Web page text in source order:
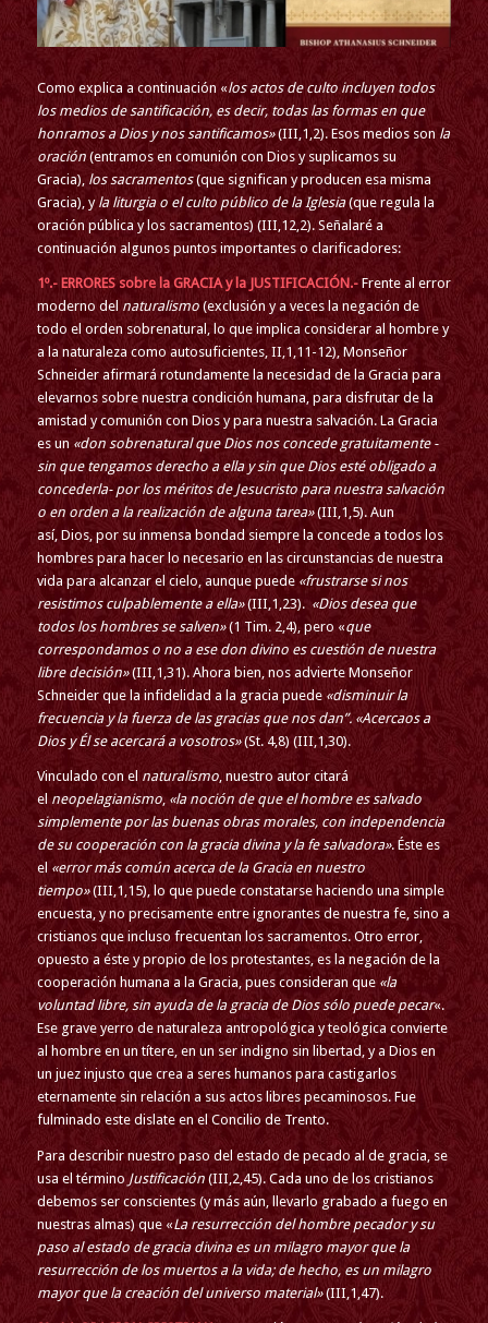
Como explica a continuación «los actos de culto incluyen todos
los medios de santificación, es decir, todas las formas en que
honramos a Dios y nos santificamos»(III,1,2). Esos medios son la
oración(entramos en comunión con Dios y suplicamos su
Gracia), los sacramentos(que significan y producen esa misma
Gracia), y la liturgia o el culto público de la Iglesia(que regula la
oración pública y los sacramentos) (III,12,2). Señalaré a
continuación algunos puntos importantes o clarificadores:
1º.- ERRORES sobre la GRACIA y la JUSTIFICACIÓN.-Frente al error
moderno del naturalismo (exclusión y a veces la negación de
todo el orden sobrenatural, lo que implica considerar al hombre y
a la naturaleza como autosuficientes, II,1,11-12), Monseñor
Schneider afirmará rotundamente la necesidad de la Gracia para
elevarnos sobre nuestra condición humana, para disfrutar de la
amistad y comunión con Dios y para nuestra salvación. La Gracia
es un «don sobrenatural que Dios nos concede gratuitamente -
sin que tengamos derecho a ella y sin que Dios esté obligado a
concederla- por los méritos de Jesucristo para nuestra salvación
o en orden a la realización de alguna tarea»(III,1,5). Aun
así, Dios, por su inmensa bondad siempre la concede a todos los
hombres para hacer lo necesario en las circunstancias de nuestra
vida para alcanzar el cielo, aunque puede «frustrarse si nos
resistimos culpablemente a ella»(III,1,23). «Dios desea que
todos los hombres se salven»(1 Tim. 2,4), pero «que
correspondamos o no a ese don divino es cuestión de nuestra
libre decisión»(III,1,31). Ahora bien, nos advierte Monseñor
Schneider que la infidelidad a la gracia puede«disminuir la
frecuencia y la fuerza de las gracias que nos dan”. «Acercaos a
Dios y Él se acercará a vosotros»(St. 4,8) (III,1,30).
Vinculado con el naturalismo, nuestro autor citará
elneopelagianismo,«la noción de que el hombre es salvado
simplemente por las buenas obras morales, con independencia
de su cooperación con la gracia divina y la fe salvadora». Éste es
el «error más común acerca de la Gracia en nuestro
tiempo»(III,1,15), lo que puede constatarse haciendo una simple
encuesta, y no precisamente entre ignorantes de nuestra fe, sino a
cristianos que incluso frecuentan los sacramentos. Otro error,
opuesto a éste y propio de los protestantes, es la negación de la
cooperación humana a la Gracia, pues consideran que «la
voluntad libre, sin ayuda de la gracia de Dios sólo puede pecar«.
Ese grave yerro de naturaleza antropológica y teológica convierte
al hombre en un títere, en un ser indigno sin libertad, y a Dios en
un juez injusto que crea a seres humanos para castigarlos
eternamente sin relación a sus actos libres pecaminosos. Fue
fulminado este dislate en el Concilio de Trento.
Para describir nuestro paso del estado de pecado al de gracia, se
usa el término Justificación (III,2,45). Cada uno de los cristianos
debemos ser conscientes (y más aún, llevarlo grabado a fuego en
nuestras almas) que «La resurrección del hombre pecador y su
paso al estado de gracia divina es un milagro mayor que la
resurrección de los muertos a la vida; de hecho, es un milagro
mayor que la creación del universo material»(III,1,47).